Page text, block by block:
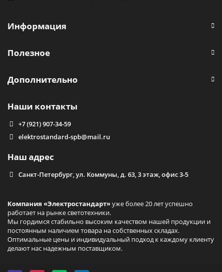
Информация
Полезное
Дополнительно
Наши контакты
+7 (921) 907-34-59
elektrostandard-spb@mail.ru
Наш адрес
Санкт-Петербург, ул. Коммуны, д. 63, 3 этаж, офис 3-5
Компания «Электростандарт»уже более 20 лет успешно
работает на рынке светотехники.
Мы гордимся стабильно высоким качеством нашей продукции и
постоянным наличием товара на собственных складах.
Оптимальные цены и индивидуальный подход к каждому клиенту
делают нас надежным поставщиком.